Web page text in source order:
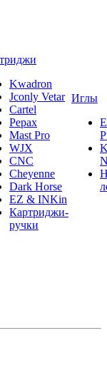
Kwadron
Jconly Vetar
Cartel
Pepax
Mast Pro
WJX
CNC
Cheyenne
Dark Horse
EZ & INKin
Картриджи-
ручки
Иглы